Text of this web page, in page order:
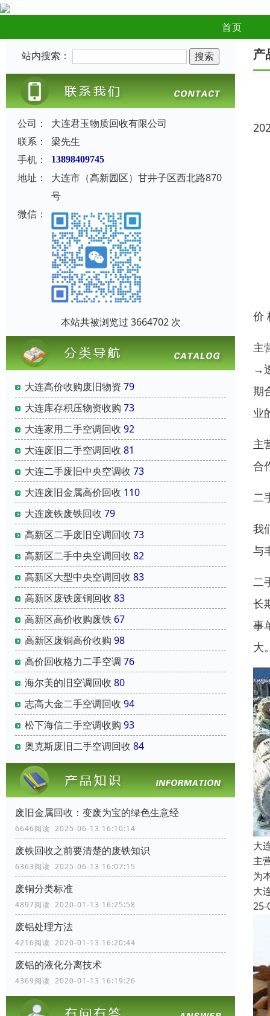
首页
站内搜索：
公司：
大连君玉物质回收有限公司
联系：
梁先生
手机：
13898409745
地址：
大连市（高新园区）甘井子区西北路870
号
微信：
本站共被浏览过 3664702 次
大连高价收购废旧物资 79
大连库存积压物资收购 73
大连家用二手空调回收 92
大连废旧二手空调回收 81
大连二手废旧中央空调收 73
大连废旧金属高价回收 110
大连废铁废铁回收 79
高新区二手废旧空调回收 73
高新区二手中央空调回收 82
高新区大型中央空调回收 83
高新区废铁废铜回收 83
高新区高价收购废铁 67
高新区废铜高价收购 98
高价回收格力二手空调 76
海尔美的旧空调回收 80
志高大金二手空调回收 94
松下海信二手空调收购 93
奥克斯废旧二手空调回收 84
废旧金属回收：变废为宝的绿色生意经
6646阅读 2025-06-13 16:10:14
废铁回收之前要清楚的废铁知识
6363阅读 2025-06-13 16:07:15
废铜分类标准
4897阅读 2020-01-13 16:25:58
废铝处理方法
4216阅读 2020-01-13 16:20:44
废铝的液化分离技术
4369阅读 2020-01-13 16:19:26
产
价
主
→
期
业
主
合
二
我
与
二
长
事
大
大
主
为
大
25-